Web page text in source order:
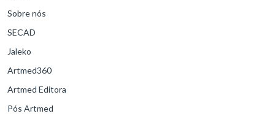
Sobre nós
SECAD
Jaleko
Artmed360
Artmed Editora
Pós Artmed